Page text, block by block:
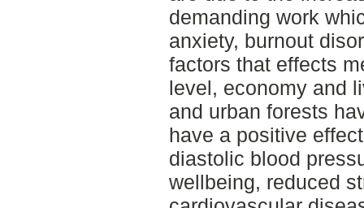
demanding work
anxiety, burnout
factors that effects
level, economy and
and urban forests
have a positive
diastolic blood
wellbeing, reduced